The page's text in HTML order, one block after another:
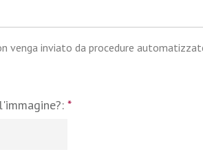
venga inviato da procedure
*